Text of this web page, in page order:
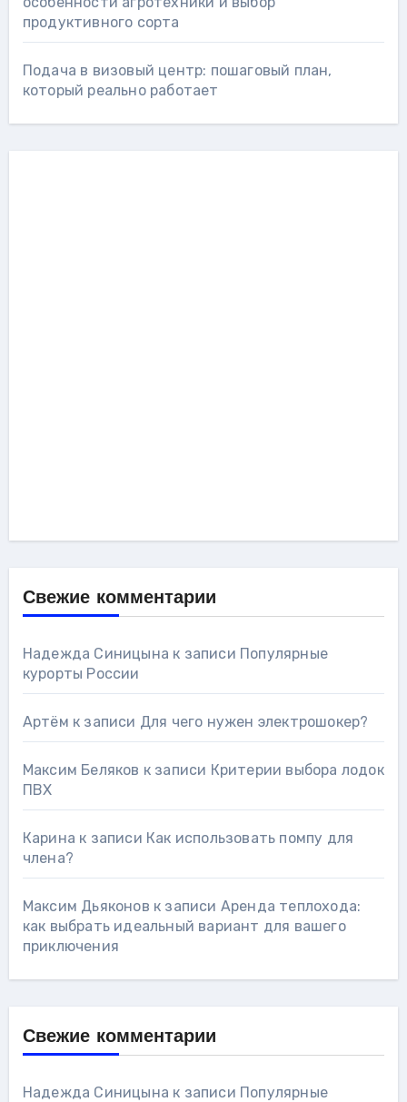
продуктивного сорта
Подача в визовый центр: пошаговый план,
который реально работает
Свежие комментарии
Надежда Синицына к записи Популярные
курорты России
Артём к записи Для чего нужен электрошокер?
Максим Беляков к записи Критерии выбора лодок
ПВХ
Карина к записи Как использовать помпу для
члена?
Максим Дьяконов к записи Аренда теплохода:
как выбрать идеальный вариант для вашего
приключения
Свежие комментарии
Надежда Синицына к записи Популярные